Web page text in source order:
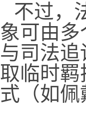
不过，
象可由
与司法
取临时
式（如